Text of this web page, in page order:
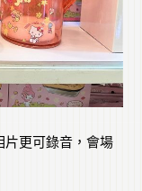
更可錄音，會場